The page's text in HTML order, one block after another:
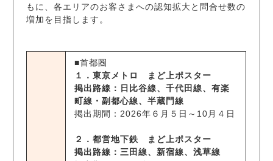
もに、各エリアのお客さまへの認知拡大と問合せ数の
増加を目指します。
■首都圏
１．東京メトロ まど上ポスター
掲出路線：日比谷線、千代田線、有楽
町線・副都心線、半蔵門線
掲出期間：2026年６月５日～10月４日
２．都営地下鉄 まど上ポスター
掲出路線：三田線、新宿線、浅草線